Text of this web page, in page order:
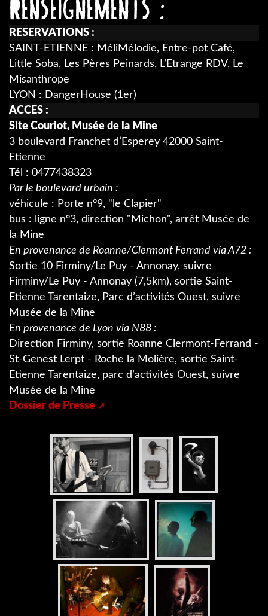
RENSEIGNEMENTS :
RESERVATIONS :
SAINT-ETIENNE : MéliMélodie, Entre-pot Café,
Little Soba, Les Pères Peinards, L’Etrange RDV, Le
Misanthrope
LYON : DangerHouse (1er)
ACCES :
Site Couriot, Musée de la Mine
3 boulevard Franchet d’Esperey 42000 Saint-
Etienne
Tél : 0477438323
Par le boulevard urbain :
véhicule : Porte n°9, "le Clapier"
bus : ligne n°3, direction "Michon", arrêt Musée de
la Mine
En provenance de Roanne/Clermont Ferrand via A72 :
Sortie 10 Firminy/Le Puy - Annonay, suivre
Firminy/Le Puy - Annonay (7,5km), sortie Saint-
Etienne Tarentaize, Parc d’activités Ouest, suivre
Musée de la Mine
En provenance de Lyon via N88 :
Direction Firminy, sortie Roanne Clermont-Ferrand -
St-Genest Lerpt - Roche la Molière, sortie Saint-
Etienne Tarentaize, parc d’activités Ouest, suivre
Musée de la Mine
Dossier de Presse